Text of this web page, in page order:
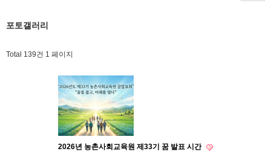
포토갤러리
Total 139건 1 페이지
2026년 농촌사회교육원 제33기 꿈 발표 시간